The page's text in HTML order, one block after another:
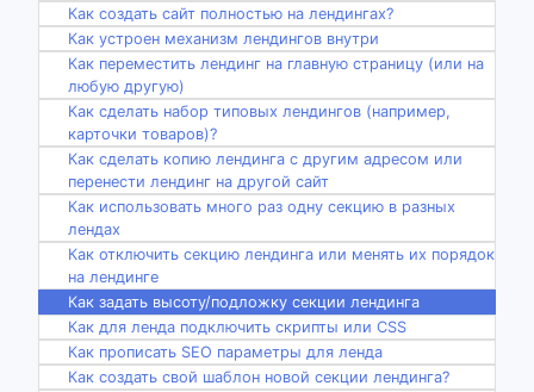
Как создать сайт полностью на лендингах?
Как устроен механизм лендингов внутри
Как переместить лендинг на главную страницу (или на
любую другую)
Как сделать набор типовых лендингов (например,
карточки товаров)?
Как сделать копию лендинга с другим адресом или
перенести лендинг на другой сайт
Как использовать много раз одну секцию в разных
лендах
Как отключить секцию лендинга или менять их порядок
на лендинге
Как задать высоту/подложку секции лендинга
Как для ленда подключить скрипты или CSS
Как прописать SEO параметры для ленда
Как создать свой шаблон новой секции лендинга?